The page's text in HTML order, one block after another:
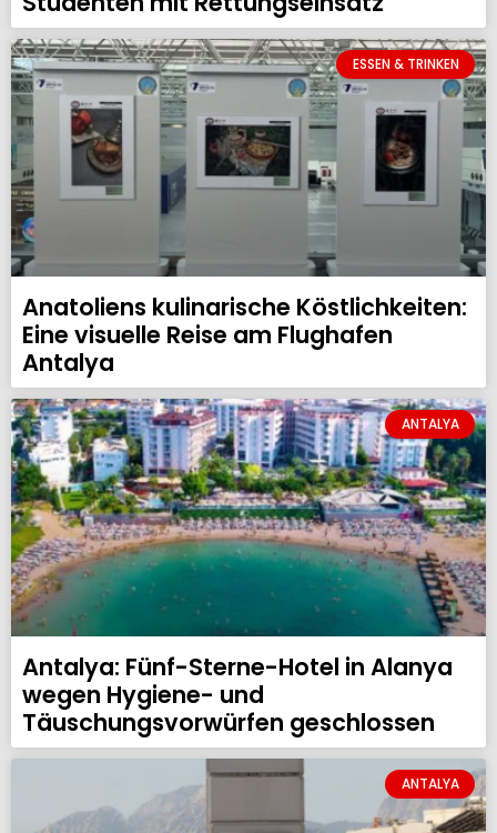
ESSEN & TRINKEN
Anatoliens kulinarische Köstlichkeiten:
Eine visuelle Reise am Flughafen
Antalya
ANTALYA
Antalya: Fünf-Sterne-Hotel in Alanya
wegen Hygiene- und
Täuschungsvorwürfen geschlossen
ANTALYA